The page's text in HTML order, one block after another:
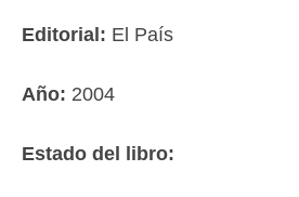
Editorial: El País
Año: 2004
Estado del libro: